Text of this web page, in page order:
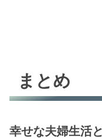
まとめ
幸せな夫婦生活